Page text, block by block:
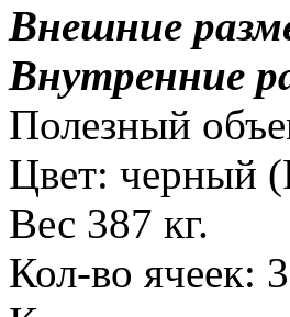
Внешние
Внутренние
Полезный
Цвет: черный
Вес 387 кг.
Кол-во ячеек: